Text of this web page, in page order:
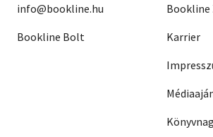
info@bookline.hu
Bookline Bolt
Bookline
Karrier